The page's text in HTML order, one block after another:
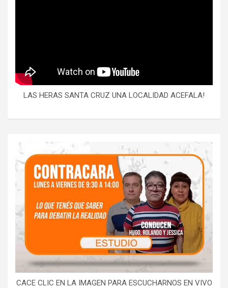
LAS HERAS SANTA CRUZ UNA LOCALIDAD ACEFALA!
CACE CLIC EN LA IMAGEN PARA ESCUCHARNOS EN VIVO